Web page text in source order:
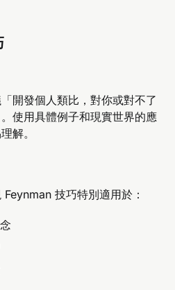
開發個人類比，對你或對不了
使用具體例子和現實世界的應
解。
技巧特別適用於：